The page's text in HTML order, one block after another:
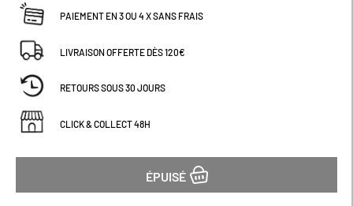
PAIEMENT EN 3 OU 4 X SANS FRAIS
LIVRAISON OFFERTE DÈS 120€
RETOURS SOUS 30 JOURS
CLICK & COLLECT 48H
ÉPUISÉ